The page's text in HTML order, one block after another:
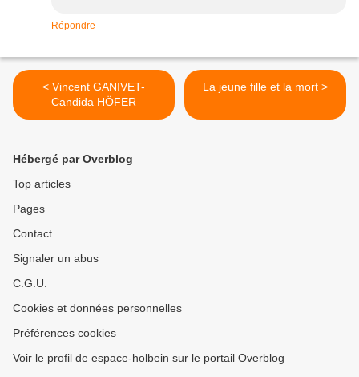
Répondre
< Vincent GANIVET-
Candida HÖFER
La jeune fille et la mort >
Hébergé par Overblog
Top articles
Pages
Contact
Signaler un abus
C.G.U.
Cookies et données personnelles
Préférences cookies
Voir le profil de espace-holbein sur le portail Overblog